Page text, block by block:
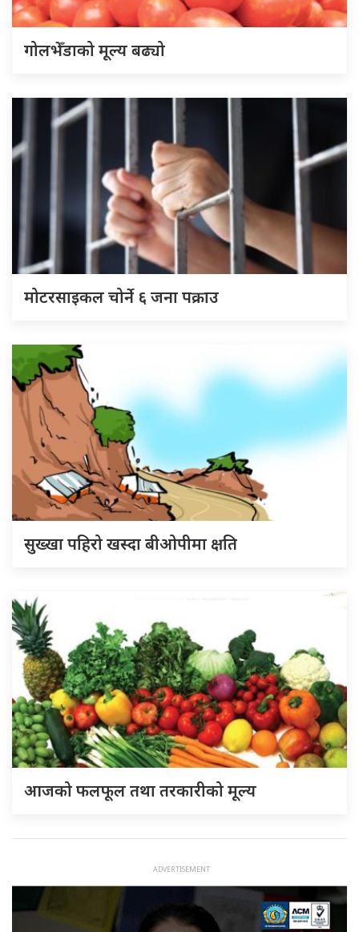
गोलभेँडाको मूल्य बढ्यो
मोटरसाइकल चोर्ने ६ जना पक्राउ
सुख्खा पहिरो खस्दा बीओपीमा क्षति
आजको फलफूल तथा तरकारीको मूल्य